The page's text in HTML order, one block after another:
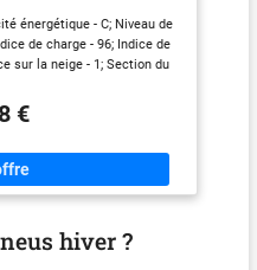
(F25), 4 (F36,F32,F82); AUDI A4
(8K5,8W5,8WD,8K2,8KH), A6
(4F5,4F2,4FH), A5
OCTAVIA II (1Z5), YETI (5L); VW
CLASSE
(JZ0/1), LAGUNA III
énergétique - C; Niveau de
de charge - 96; Indice de
sur la neige - 1; Section du
Diamètre - 17; Adhérence sur
- B; EPREL-id - 587026;
de pneu - 215; Type - r;
compatibilité en un seul jour
la pièce automobile soit
VIN). Notre équipe
€
hiver ?